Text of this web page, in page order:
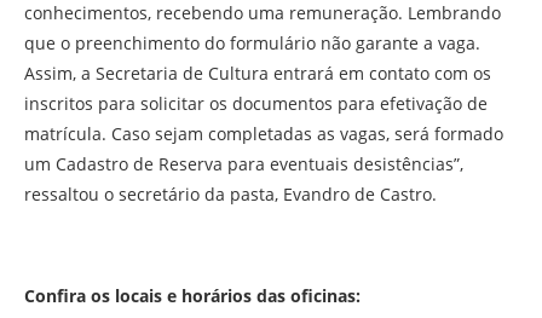
conhecimentos, recebendo uma remuneração. Lembrando
que o preenchimento do formulário não garante a vaga.
Assim, a Secretaria de Cultura entrará em contato com os
inscritos para solicitar os documentos para efetivação de
matrícula. Caso sejam completadas as vagas, será formado
um Cadastro de Reserva para eventuais desistências”,
ressaltou o secretário da pasta, Evandro de Castro.
Confira os locais e horários das oficinas: